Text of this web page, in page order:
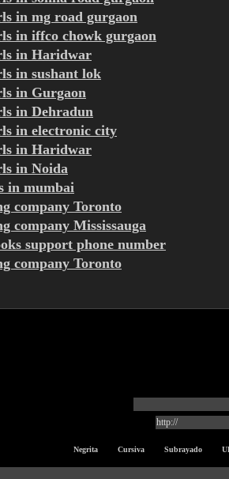
in mg road gurgaon
in iffco chowk gurgaon
in Haridwar
in sushant lok
in Gurgaon
in Dehradun
in electronic city
in Haridwar
in Noida
in mumbai
company Toronto
company Mississauga
support phone number
company Toronto
Negrita Cursiva Subrayado